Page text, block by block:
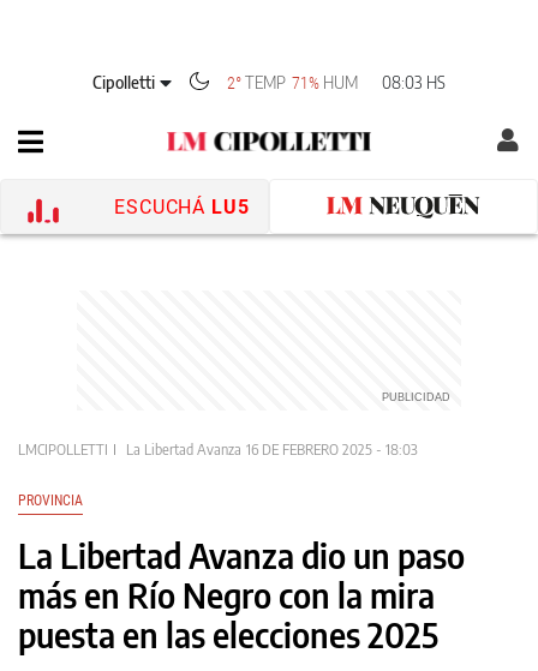
Cipolletti 2° TEMP 71% HUM 08:03 HS
ESCUCHÁ LU5
LMCIPOLLETTI La Libertad Avanza 16 DE FEBRERO 2025 - 18:03
PROVINCIA
La Libertad Avanza dio un paso
más en Río Negro con la mira
puesta en las elecciones 2025